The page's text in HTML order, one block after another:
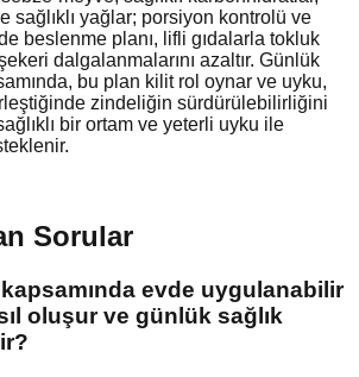
sağlıklı yağlar; porsiyon kontrolü ve
beslenme planı, lifli gıdalarla tokluk
dalgalanmalarını azaltır. Günlük
bu plan kilit rol oynar ve uyku,
zindeliğin sürdürülebilirliğini
bir ortam ve yeterli uyku ile
Sorular
evde uygulanabilir
oluşur ve günlük sağlık